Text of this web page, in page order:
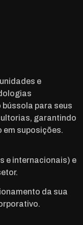
e
para seus
garantindo
em suposições.
e internacionais) e
da sua